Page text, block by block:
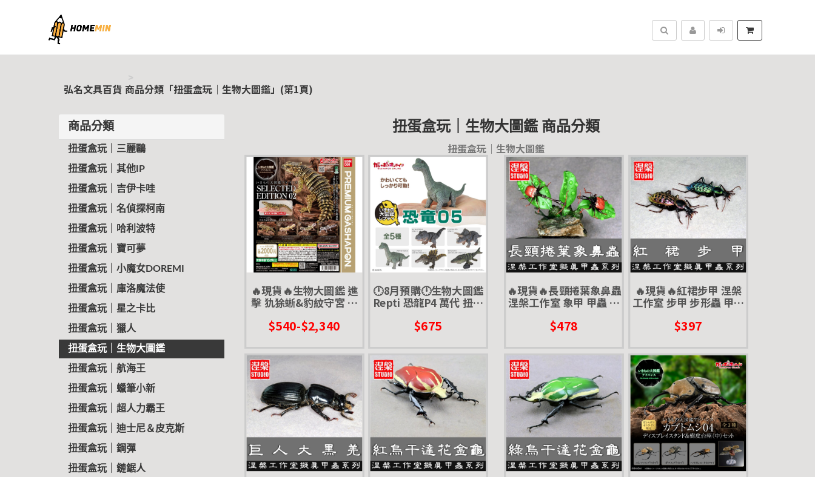
弘名文具百貨
搜尋
弘名文具百貨 商品分類「扭蛋盒玩｜生物大圖鑑」(第1頁)
商品分類
扭蛋盒玩｜三麗鷗
扭蛋盒玩｜其他IP
扭蛋盒玩｜吉伊卡哇
扭蛋盒玩｜名偵探柯南
扭蛋盒玩｜哈利波特
扭蛋盒玩｜寶可夢
扭蛋盒玩｜小魔女DOREMI
扭蛋盒玩｜庫洛魔法使
扭蛋盒玩｜星之卡比
扭蛋盒玩｜獵人
扭蛋盒玩｜生物大圖鑑
扭蛋盒玩｜航海王
扭蛋盒玩｜蠟筆小新
扭蛋盒玩｜超人力霸王
扭蛋盒玩｜迪士尼＆皮克斯
扭蛋盒玩｜鋼彈
扭蛋盒玩｜鏈鋸人
扭蛋盒玩｜生物大圖鑑 商品分類
扭蛋盒玩｜生物大圖鑑
🔥現貨🔥生物大圖鑑 進
擊 犰狳蜥&豹紋守宮 精
ANCE 蜥蜴 守宮 壁虎
$540-$2,340
🕛8月預購🕛生物大圖鑑
Repti 恐龍P4 萬代 扭蛋
$675
🔥現貨🔥長頸捲葉象鼻蟲
涅槃工作室 象甲 甲蟲 擬
$478
🔥現貨🔥紅裙步甲 涅槃
工作室 步甲 步形蟲 甲蟲
$397